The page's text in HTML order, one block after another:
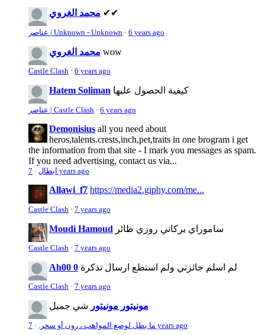
محمد الغروي ✔✔
عناصر | Unknown - Unknown · 6 years ago
محمد الغروي wow
Castle Clash · 6 years ago
Hatem Soliman كيفية الحصول عليها
عناصر | Castle Clash · 6 years ago
Demonisius all you need about
heros,talents.crests,inch,pet,traits in one brogram i get
the information from that site - I mark you messages as spam.
If you need advertising, contact us via...
ابطال · 7 years ago
Allawi_f7 https://media2.giphy.com/me...
Castle Clash · 7 years ago
Moudi Hamoud ساموراي بركاني روزي طائر
Castle Clash · 7 years ago
Ah00 0 لم اسلم جائزتي ولم استطع ارسال تذكرة
Castle Clash · 7 years ago
مونيتور مونيتور شي جميل
ما بطل لوضع المواهب ، رون أو سحر. · 7 years ago